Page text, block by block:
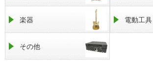
楽器 電動工具
その他